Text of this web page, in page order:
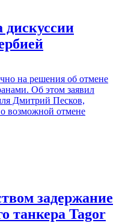
дискуссии
на решения об отмене
Об этом заявил
Дмитрий Песков,
возможной отмене
задержание
танкера Tagor